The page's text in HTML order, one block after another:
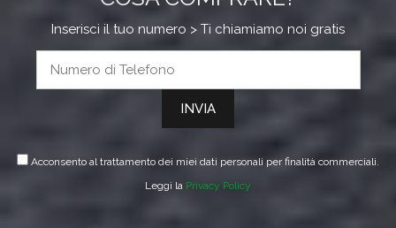
Inserisci il tuo numero > Ti chiamiamo noi gratis
Acconsento al trattamento dei miei dati personali per finalità commerciali.
Leggi la Privacy Policy